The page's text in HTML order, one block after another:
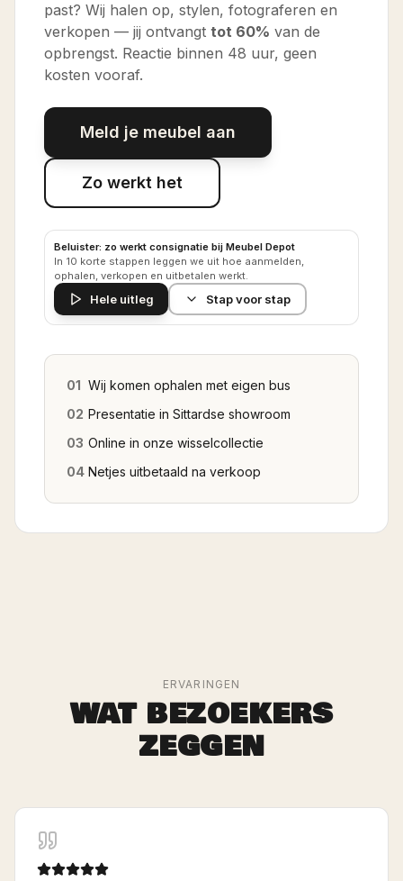
past? Wij halen op, stylen, fotograferen en
verkopen — jij ontvangt tot 60% van de
opbrengst. Reactie binnen 48 uur, geen
kosten vooraf.
Meld je meubel aan
Zo werkt het
Beluister: zo werkt consignatie bij Meubel Depot
In 10 korte stappen leggen we uit hoe aanmelden,
ophalen, verkopen en uitbetalen werkt.
Hele uitleg Stap voor stap
01 Wij komen ophalen met eigen bus
02 Presentatie in Sittardse showroom
03 Online in onze wisselcollectie
04 Netjes uitbetaald na verkoop
ERVARINGEN
WAT BEZOEKERS
ZEGGEN